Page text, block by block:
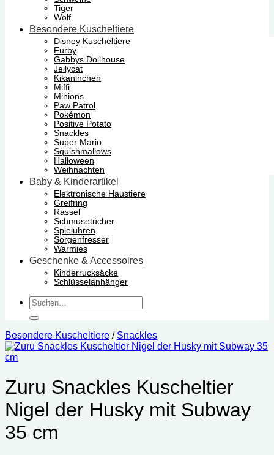
Tiger
Wolf
Besondere Kuscheltiere
Disney Kuscheltiere
Furby
Gabbys Dollhouse
Jellycat
Kikaninchen
Miffi
Minions
Paw Patrol
Pokémon
Positive Potato
Snackles
Super Mario
Squishmallows
Halloween
Weihnachten
Baby & Kinderartikel
Elektronische Haustiere
Greifring
Rassel
Schmusetücher
Spieluhren
Sorgenfresser
Warmies
Geschenke & Accessoires
Kinderrucksäcke
Schlüsselanhänger
Suchen
nach:
Besondere Kuscheltiere / Snackles
Zuru Snackles Kuscheltier
Nigel der Husky mit Subway
35 cm